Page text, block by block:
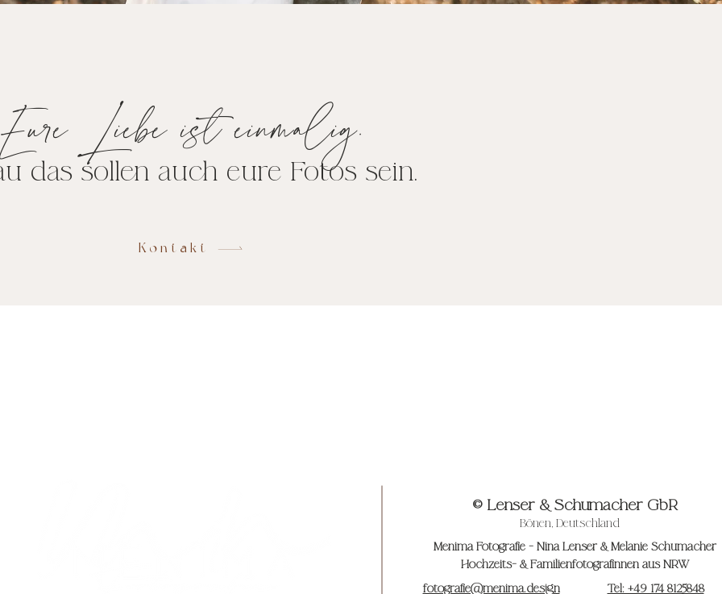
Liebe ist einmalig.
das sollen auch eure Fotos sein.
Kontakt
Menima Fotografie - Nina Lenser & Melanie Schumacher
Hochzeits- & Familienfotografinnen aus NRW
Tel: +49 174 8125848
fotografie@menima.design
© Lenser & Schumacher GbR
Bönen, Deutschland